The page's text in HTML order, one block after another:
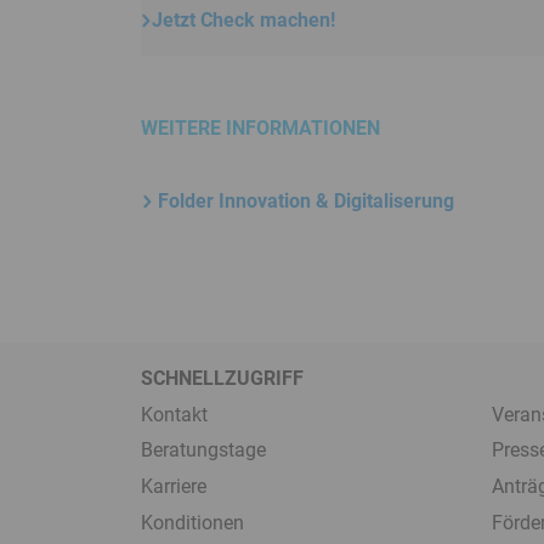
Jetzt Check machen!
WEITERE INFORMATIONEN
Folder Innovation & Digitaliserung
SCHNELLZUGRIFF
Kontakt
Beratungstage
Karriere
Konditionen